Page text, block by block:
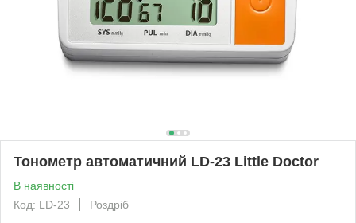
Тонометр автоматичний LD-23 Little Doctor
В наявності
Код: LD-23
Роздріб